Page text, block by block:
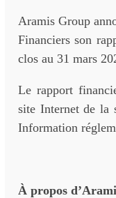
Aramis Group
Financiers son
clos au 31 mars
Le rapport
site Internet de la
Information
À propos